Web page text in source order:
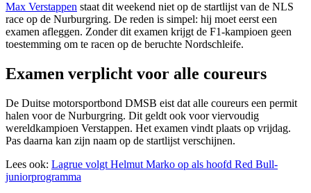
Max Verstappen staat dit weekend niet op de startlijst van de NLS
race op de Nurburgring. De reden is simpel: hij moet eerst een
examen afleggen. Zonder dit examen krijgt de F1-kampioen geen
toestemming om te racen op de beruchte Nordschleife.
Examen verplicht voor alle coureurs
De Duitse motorsportbond DMSB eist dat alle coureurs een permit
halen voor de Nurburgring. Dit geldt ook voor viervoudig
wereldkampioen Verstappen. Het examen vindt plaats op vrijdag.
Pas daarna kan zijn naam op de startlijst verschijnen.
Lees ook: Lagrue volgt Helmut Marko op als hoofd Red Bull-
juniorprogramma